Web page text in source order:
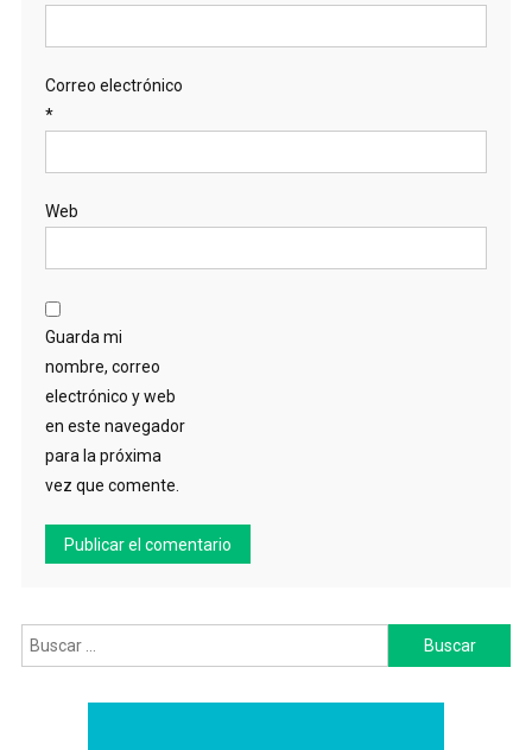
Correo electrónico
*
Web
Guarda mi
nombre, correo
electrónico y web
en este navegador
para la próxima
vez que comente.
Buscar: